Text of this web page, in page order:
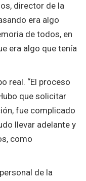
director de la
era algo
de todos, en
era algo que tenía
real. “El proceso
que solicitar
fue complicado
llevar adelante y
como
de la